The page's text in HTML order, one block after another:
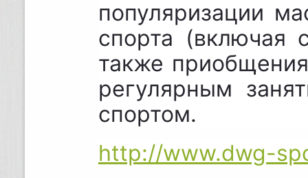
популяризации
спорта (включая
также
регулярным
спортом.
http://www.dwg-